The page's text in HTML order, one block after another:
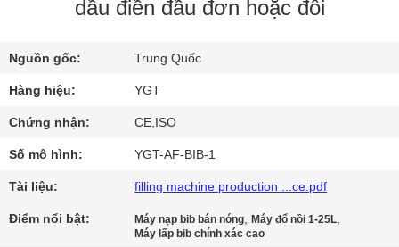
VỀ
CHÚNG
TÔI
THAM
QUAN
dầu điền đầu đơn hoặc đôi
Nguồn gốc: Trung Quốc
Hàng hiệu: YGT
Chứng nhận: CE,ISO
Số mô hình: YGT-AF-BIB-1
Tài liệu: filling machine production ...ce.pdf
Điểm nổi bật: Máy nạp bib bán nóng,Máy đổ nồi 1-25L,
Máy lấp bib chính xác cao